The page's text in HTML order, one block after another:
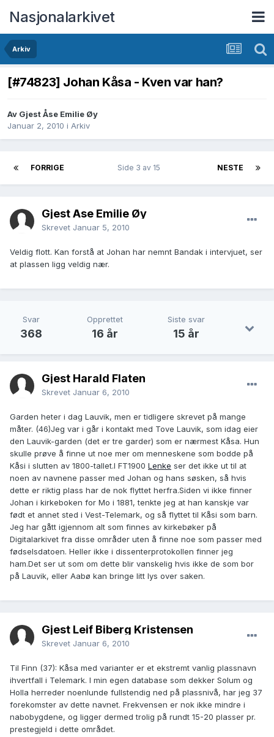
Nasjonalarkivet
Arkiv
[#74823] Johan Kåsa - Kven var han?
Av Gjest Åse Emilie Øy
Januar 2, 2010 i Arkiv
FORRIGE NESTE
Side 3 av 15
Gjest Åse Emilie Øy
Skrevet Januar 5, 2010
Veldig flott. Kan forstå at Johan har nemnt Bandak i intervjuet, ser
at plassen ligg veldig nær.
Svar
368
Opprettet
16 år
Siste svar
15 år
Gjest Harald Flaten
Skrevet Januar 6, 2010
Garden heter i dag Lauvik, men er tidligere skrevet på mange
måter. (46)Jeg var i går i kontakt med Tove Lauvik, som idag eier
den Lauvik-garden (det er tre garder) som er nærmest Kåsa. Hun
skulle prøve å finne ut noe mer om menneskene som bodde på
Kåsi i slutten av 1800-tallet.I FT1900 Lenke ser det ikke ut til at
noen av navnene passer med Johan og hans søsken, så hvis
dette er riktig plass har de nok flyttet herfra.Siden vi ikke finner
Johan i kirkeboken for Mo i 1881, tenkte jeg at han kanskje var
født et annet sted i Vest-Telemark, og så flyttet til Kåsi som barn.
Jeg har gått igjennom alt som finnes av kirkebøker på
Digitalarkivet fra disse områder uten å finne noe som passer med
fødselsdatoen. Heller ikke i dissenterprotokollen finner jeg
ham.Det ser ut som om dette blir vanskelig hvis ikke de som bor
på Lauvik, eller Aabø kan bringe litt lys over saken.
Gjest Leif Biberg Kristensen
Skrevet Januar 6, 2010
Til Finn (37): Kåsa med varianter er et ekstremt vanlig plassnavn
ihvertfall i Telemark. I min egen database som dekker Solum og
Holla herreder noenlunde fullstendig ned på plassnivå, har jeg 37
forekomster av dette navnet. Frekvensen er nok ikke mindre i
nabobygdene, og ligger dermed trolig på rundt 15-20 plasser pr.
prestegjeld i dette området.